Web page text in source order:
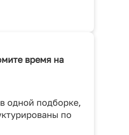
время на
одной подборке,
по